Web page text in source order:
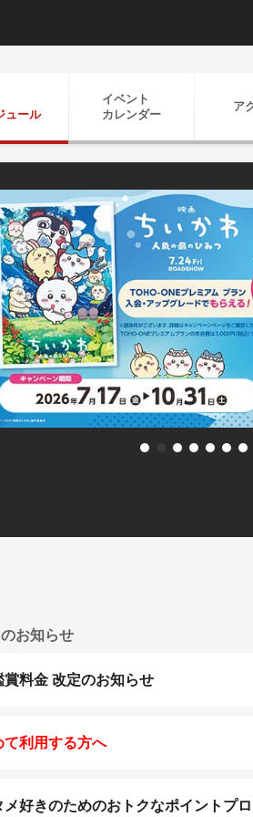
ュール
イベント
カレンダー
ア
お知らせ
賞料金 改定のお知らせ
て利用する方へ
メ好きのためのおトクなポイントプ